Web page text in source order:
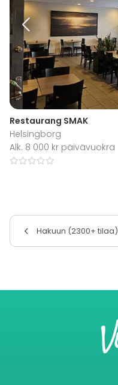
Restaurang SMAK
Helsingborg
Alk. 8 000 kr päivävuokra
Hakuun (2300+ tilaa)